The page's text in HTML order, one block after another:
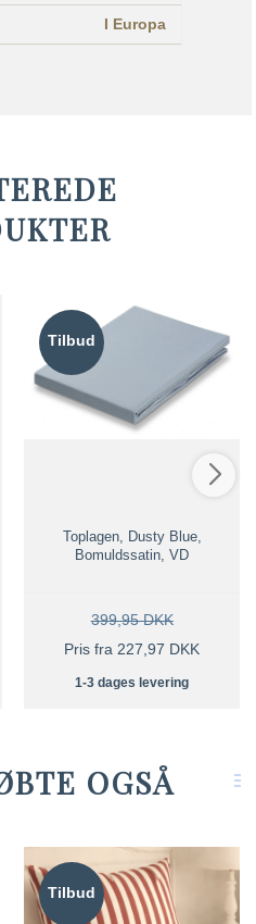
I Europa
Tilbud
Toplagen, Dusty Blue,
Bomuldssatin, VD
399,95 DKK
Pris fra 227,97 DKK
1-3 dages levering
OGSÅ
Tilbud